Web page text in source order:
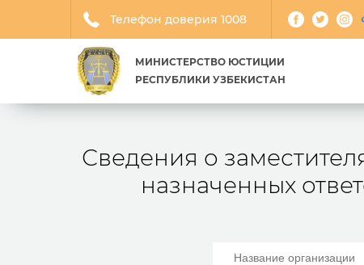
Телефон доверия 1008
МИНИСТЕРСТВО ЮСТИЦИИ
РЕСПУБЛИКИ УЗБЕКИСТАН
Сведения о
назначенных